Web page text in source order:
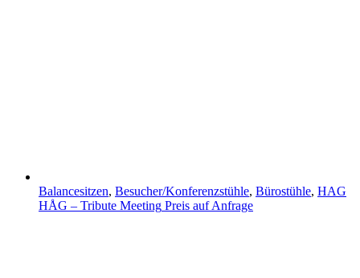
Balancesitzen, Besucher/Konferenzstühle, Bürostühle, HAG
HÅG – Tribute Meeting Preis auf Anfrage